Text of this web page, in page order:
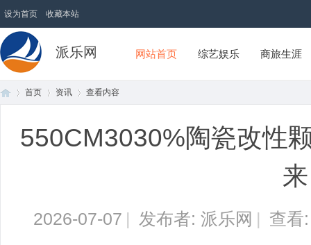
设为首页 收藏本站
派乐网 网站首页 综艺娱乐 商旅生涯
首页 资讯 查看内容
550CM3030%陶瓷改性
来
2026-07-07 | 发布者: 派乐网 | 查